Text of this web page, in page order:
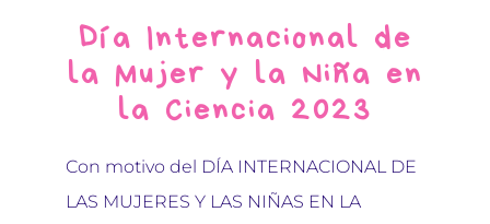
Día Internacional de
la Mujer y la Niña en
la Ciencia 2023
Con motivo del DÍA INTERNACIONAL DE
LAS MUJERES Y LAS NIÑAS EN LA